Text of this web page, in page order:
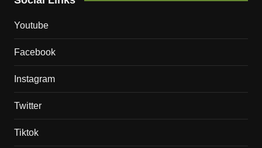
Youtube
Facebook
Instagram
Twitter
Tiktok